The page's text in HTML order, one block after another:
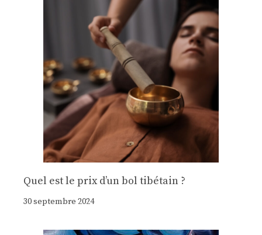
Quel est le prix d’un bol tibétain ?
30 septembre 2024